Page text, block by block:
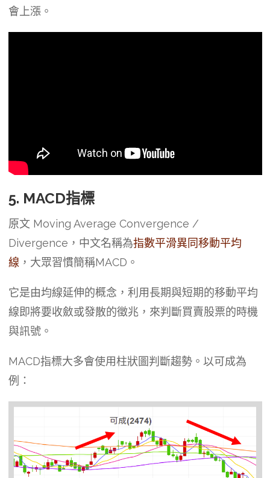
會上漲。
5. MACD指標
原文 Moving Average Convergence /
Divergence，中文名稱為指數平滑異同移動平均
線 ，大眾習慣簡稱MACD。
它是由均線延伸的概念，利用長期與短期的移動平均
線即將要收斂或發散的徵兆，來判斷買賣股票的時機
與訊號。
MACD指標大多會使用柱狀圖判斷趨勢。以可成為
例：